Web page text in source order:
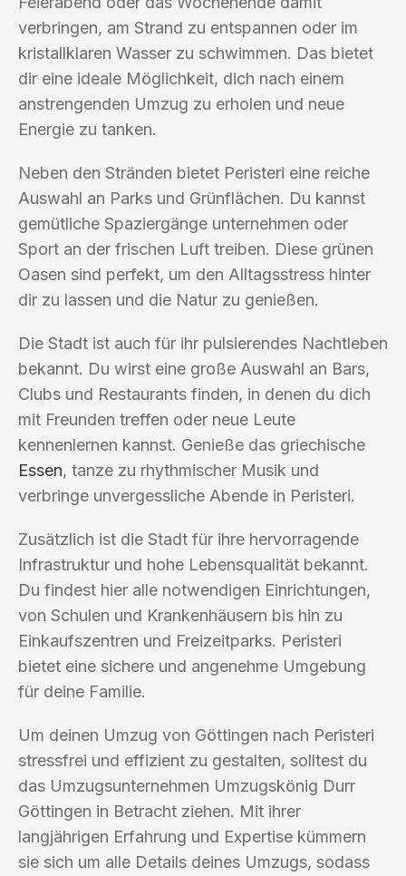
verbringen, am Strand zu entspannen oder im
kristallklaren Wasser zu schwimmen. Das bietet
dir eine ideale Möglichkeit, dich nach einem
anstrengenden Umzug zu erholen und neue
Energie zu tanken.
Neben den Stränden bietet Peristeri eine reiche
Auswahl an Parks und Grünflächen. Du kannst
gemütliche Spaziergänge unternehmen oder
Sport an der frischen Luft treiben. Diese grünen
Oasen sind perfekt, um den Alltagsstress hinter
dir zu lassen und die Natur zu genießen.
Die Stadt ist auch für ihr pulsierendes Nachtleben
bekannt. Du wirst eine große Auswahl an Bars,
Clubs und Restaurants finden, in denen du dich
mit Freunden treffen oder neue Leute
kennenlernen kannst. Genieße das griechische
Essen, tanze zu rhythmischer Musik und
verbringe unvergessliche Abende in Peristeri.
Zusätzlich ist die Stadt für ihre hervorragende
Infrastruktur und hohe Lebensqualität bekannt.
Du findest hier alle notwendigen Einrichtungen,
von Schulen und Krankenhäusern bis hin zu
Einkaufszentren und Freizeitparks. Peristeri
bietet eine sichere und angenehme Umgebung
für deine Familie.
Um deinen Umzug von Göttingen nach Peristeri
stressfrei und effizient zu gestalten, solltest du
das Umzugsunternehmen Umzugskönig Durr
Göttingen in Betracht ziehen. Mit ihrer
langjährigen Erfahrung und Expertise kümmern
sie sich um alle Details deines Umzugs, sodass